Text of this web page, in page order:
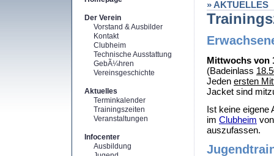
Der Verein
Vorstand & Ausbilder
Kontakt
Clubheim
Technische Ausstattung
GebÃ¼hren
Vereinsgeschichte
Aktuelles
Terminkalender
Trainingszeiten
Veranstaltungen
Infocenter
Ausbildung
» AKTUELLES
Mittwochs von
(Badeinlass
Jeden ersten
Jacket sind
Ist keine eigene
im Clubheim
auszufassen.